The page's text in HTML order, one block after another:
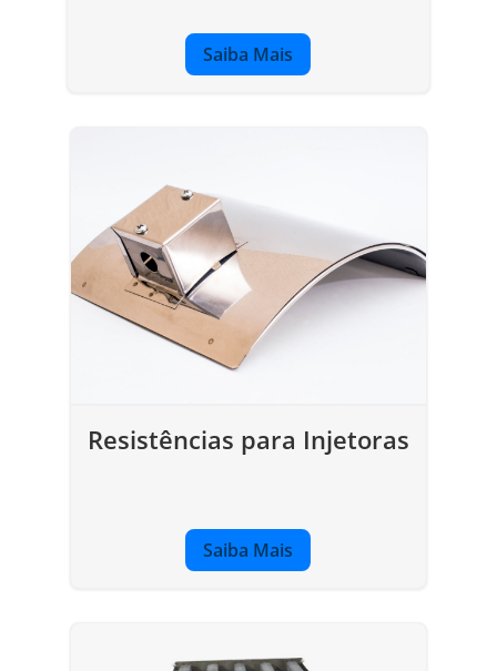
Saiba Mais
Resistências para Injetoras
Saiba Mais